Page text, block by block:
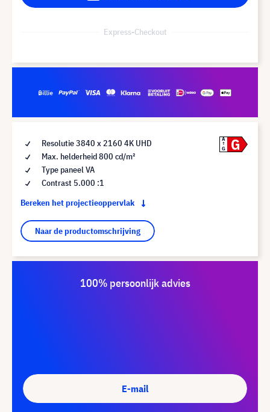
Express-Checkout
Resolutie 3840 x 2160 4K UHD
Max. helderheid 800 cd/m²
Type paneel VA
Contrast 5.000 :1
Bereken het projectieoppervlak
Naar de productomschrijving
A
G
G
100% persoonlijk advies
E-mail